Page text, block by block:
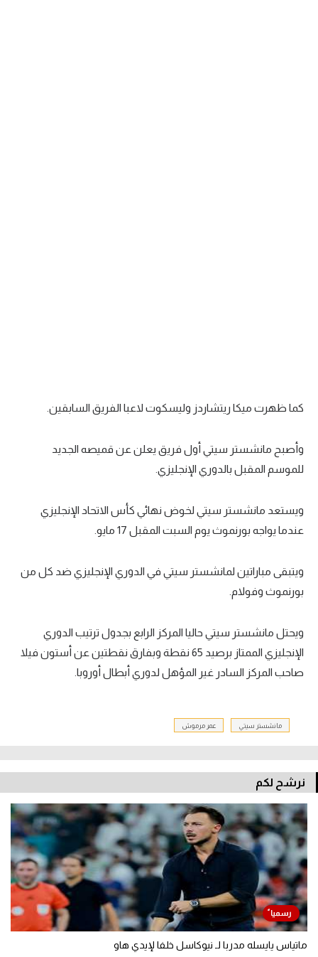
كما ظهرت ميكا ريتشاردز وليسكوت لاعبا الفريق السابقين.
وأصبح مانشستر سيتي أول فريق يعلن عن قميصه الجديد
للموسم المقبل بالدوري الإنجليزي.
ويستعد مانشستر سيتي لخوض نهائي كأس الاتحاد الإنجليزي
عندما يواجه بورنموث يوم السبت المقبل 17 مايو.
ويتبقى مباراتين لمانشستر سيتي في الدوري الإنجليزي ضد كل من
بورنموث وفولام.
ويحتل مانشستر سيتي حاليا المركز الرابع بجدول ترتيب الدوري
الإنجليزي الممتاز برصيد 65 نقطة وبفارق نقطتين عن أستون فيلا
صاحب المركز السادر غير المؤهل لدوري أبطال أوروبا.
مانشستر سيتي عمر مرموش
نرشح لكم
ماتياس يايسله مدربا لـ نيوكاسل خلفا لإيدي هاو